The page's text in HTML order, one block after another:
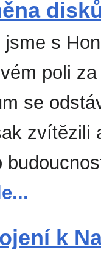
jsme s
poli
se
zvítězili
k